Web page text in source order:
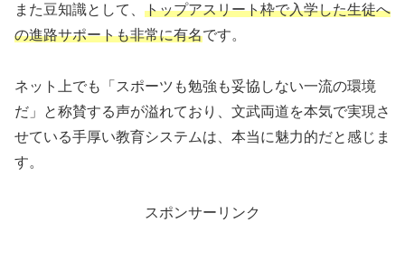
また豆知識として、 トップアスリート枠で入学した生徒へ
の進路サポートも非常に有名です。
ネット上でも「スポーツも勉強も妥協しない一流の環境
だ」と称賛する声が溢れており、文武両道を本気で実現さ
せている手厚い教育システムは、本当に魅力的だと感じま
す。
スポンサーリンク